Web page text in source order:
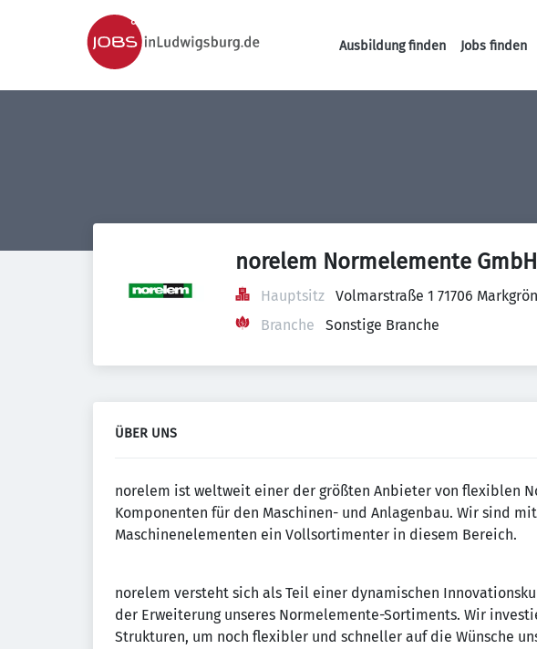
Ausbildung finden Jobs finden
norelem Normelemente GmbH
Hauptsitz
Volmarstraße 1 71706
Branche
Sonstige Branche
ÜBER UNS
norelem ist weltweit einer der größten Anbieter von flexiblen
Komponenten für den Maschinen- und Anlagenbau. Wir sind
Maschinenelementen ein Vollsortimenter in diesem Bereich.
norelem versteht sich als Teil einer dynamischen
der Erweiterung unseres Normelemente-Sortiments. Wir
Strukturen, um noch flexibler und schneller auf die Wünsche